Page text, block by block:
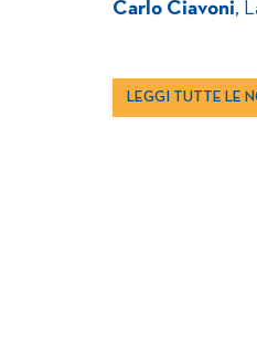
Carlo Ciavoni,
LEGGI TUTTE LE